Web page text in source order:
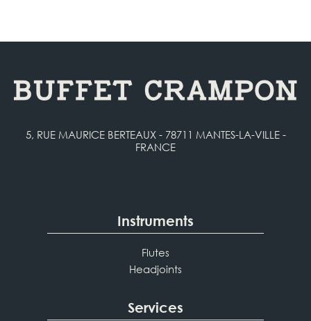
5, RUE MAURICE BERTEAUX - 78711 MANTES-LA-VILLE -
FRANCE
Instruments
Flutes
Headjoints
Services